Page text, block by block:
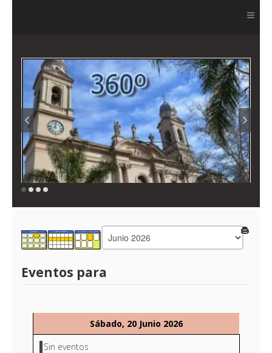
Ver más
Eventos para
Sábado, 20 Junio 2026
Sin eventos